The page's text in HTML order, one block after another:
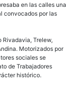
en las calles una
convocados por las
Trelew,
Motorizados por
sociales se
de Trabajadores
histórico.